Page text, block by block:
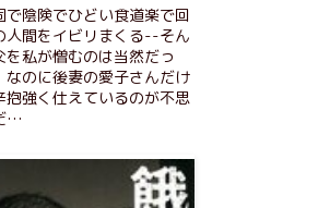
で陰険でひどい食道楽で回
人間をイビリまくる--そん
を私が憎むのは当然だっ
なのに後妻の愛子さんだけ
抱強く仕えているのが不思
…